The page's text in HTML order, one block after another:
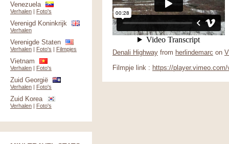
Denali Highway from herlindemarc on
Filmpje link : https://
Venezuela
Verhalen | Foto's
Verenigd Koninkrijk
Verhalen
Verenigde Staten
Verhalen | Foto's | Filmpjes
Vietnam
Verhalen | Foto's
Zuid Georgië
Verhalen | Foto's
Zuid Korea
Verhalen | Foto's